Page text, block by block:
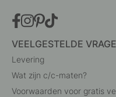
VEELGESTELDE
Levering
Wat zijn c/c-maten?
Voorwaarden voor gratis